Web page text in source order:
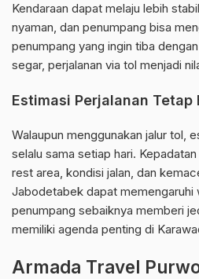
Kendaraan dapat melaju lebih
nyaman, dan penumpang bisa
penumpang yang ingin tiba
segar, perjalanan via tol menjadi
Estimasi Perjalanan Tetap
Walaupun menggunakan jalur tol,
selalu sama setiap hari.
rest area, kondisi jalan, dan
Jabodetabek dapat memengaruhi
penumpang sebaiknya memberi
memiliki agenda penting di
Armada Travel